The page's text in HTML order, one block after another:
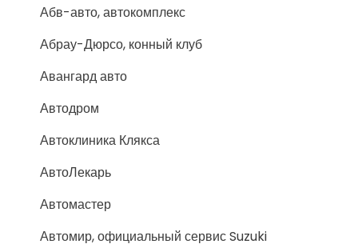
Абв-авто, автокомплекс
Абрау-Дюрсо, конный клуб
Авангард авто
Автодром
Автоклиника Клякса
АвтоЛекарь
Автомастер
Автомир, официальный сервис Suzuki